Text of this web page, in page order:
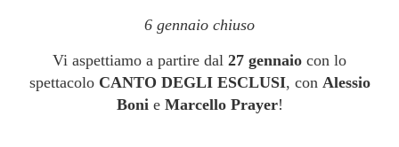
6 gennaio chiuso
Vi aspettiamo a partire dal 27 gennaio con lo
spettacolo CANTO DEGLI ESCLUSI, con Alessio
Bonie Marcello Prayer!